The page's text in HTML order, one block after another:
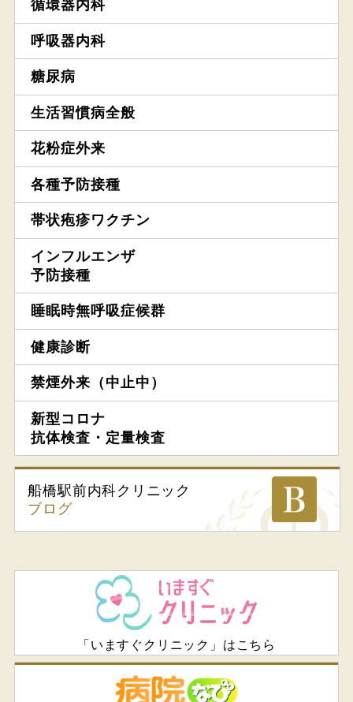
循環器内科
呼吸器内科
糖尿病
生活習慣病全般
花粉症外来
各種予防接種
帯状疱疹ワクチン
インフルエンザ
予防接種
睡眠時無呼吸症候群
健康診断
禁煙外来（中止中）
新型コロナ
抗体検査・定量検査
船橋駅前内科クリニック
ブログ
「いますぐクリニック」はこちら